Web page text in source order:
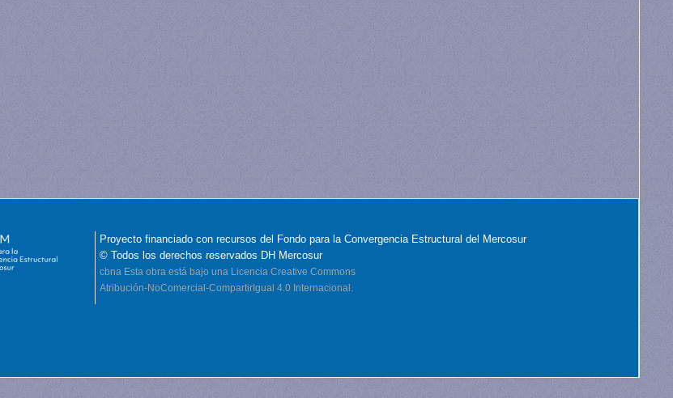
Proyecto financiado con recursos del Fondo para la Convergencia Estructural del Mercosur
© Todos los derechos reservados DH Mercosur
cbna Esta obra está bajo una Licencia Creative Commons
Atribución-NoComercial-CompartirIgual 4.0 Internacional.